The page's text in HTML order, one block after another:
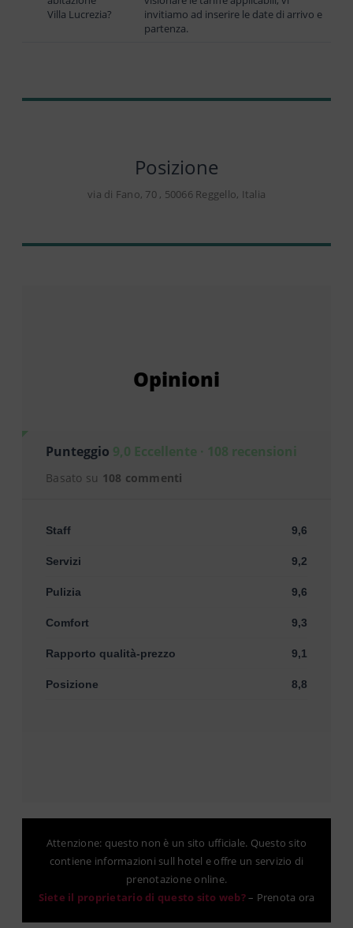
Villa Lucrezia?
invitiamo ad inserire le date di arrivo e
partenza.
Posizione
via di Fano, 70 , 50066 Reggello, Italia
Opinioni
Punteggio 9,0 Eccellente · 108 recensioni
Basato su 108 commenti
Staff 9,6
Servizi 9,2
Pulizia 9,6
Comfort 9,3
Rapporto qualità-prezzo 9,1
Posizione 8,8
Attenzione: questo non è un sito ufficiale. Questo sito
contiene informazioni sull hotel e offre un servizio di
prenotazione online.
Siete il proprietario di questo sito web?– Prenota ora